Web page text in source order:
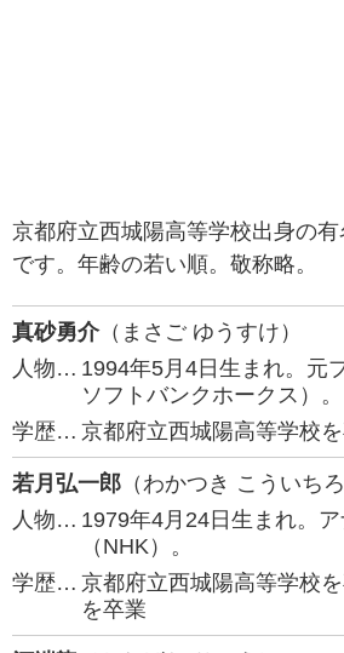
京都府立西城陽高等学校出身の
です。年齢の若い順。敬称略。
真砂勇介（まさご ゆうすけ）
人物… 1994年5月4日生まれ。元
ソフトバンクホークス）。
学歴… 京都府立西城陽高等学校
若月弘一郎 （わかつき こういちろ
人物… 1979年4月24日生まれ。
（NHK）。
学歴… 京都府立西城陽高等学校
を卒業